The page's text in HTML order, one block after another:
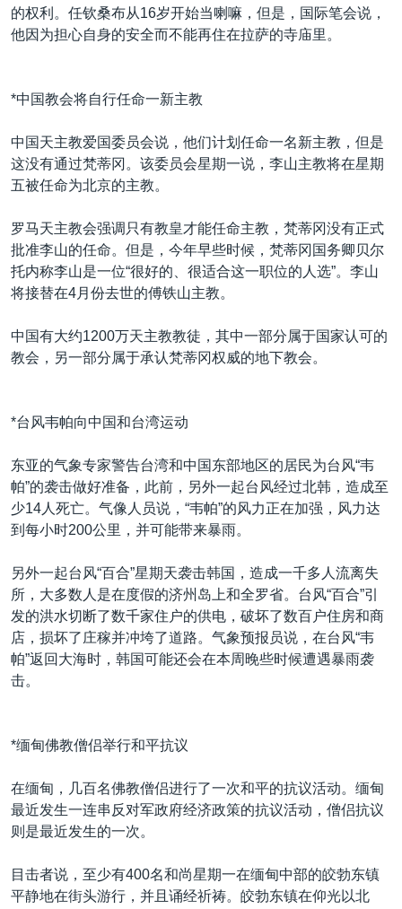
的权利。任钦桑布从16岁开始当喇嘛，但是，国际笔会说，
他因为担心自身的安全而不能再住在拉萨的寺庙里。
*中国教会将自行任命一新主教
中国天主教爱国委员会说，他们计划任命一名新主教，但是
这没有通过梵蒂冈。该委员会星期一说，李山主教将在星期
五被任命为北京的主教。
罗马天主教会强调只有教皇才能任命主教，梵蒂冈没有正式
批准李山的任命。但是，今年早些时候，梵蒂冈国务卿贝尔
托内称李山是一位“很好的、很适合这一职位的人选”。李山
将接替在4月份去世的傅铁山主教。
中国有大约1200万天主教教徒，其中一部分属于国家认可的
教会，另一部分属于承认梵蒂冈权威的地下教会。
*台风韦帕向中国和台湾运动
东亚的气象专家警告台湾和中国东部地区的居民为台风“韦
帕”的袭击做好准备，此前，另外一起台风经过北韩，造成至
少14人死亡。气像人员说，“韦帕”的风力正在加强，风力达
到每小时200公里，并可能带来暴雨。
另外一起台风“百合”星期天袭击韩国，造成一千多人流离失
所，大多数人是在度假的济州岛上和全罗省。台风“百合”引
发的洪水切断了数千家住户的供电，破坏了数百户住房和商
店，损坏了庄稼并冲垮了道路。气象预报员说，在台风“韦
帕”返回大海时，韩国可能还会在本周晚些时候遭遇暴雨袭
击。
*缅甸佛教僧侣举行和平抗议
在缅甸，几百名佛教僧侣进行了一次和平的抗议活动。缅甸
最近发生一连串反对军政府经济政策的抗议活动，僧侣抗议
则是最近发生的一次。
目击者说，至少有400名和尚星期一在缅甸中部的皎勃东镇
平静地在街头游行，并且诵经祈祷。皎勃东镇在仰光以北